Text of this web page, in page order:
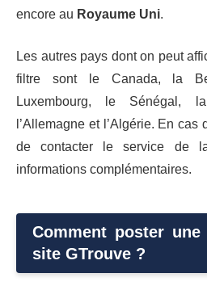
encore au Royaume Uni.
Les autres pays dont on peut
filtre sont le Canada, la
Luxembourg, le Sénégal,
l’Allemagne et l’Algérie. En
de contacter le service de
informations complémentaires.
Comment poster
site GTrouve ?